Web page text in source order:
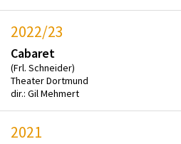
2022/23
Cabaret
(Frl. Schneider)
Theater Dortmund
dir.: Gil Mehmert
2021